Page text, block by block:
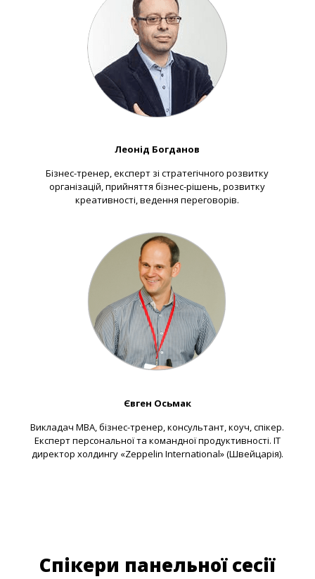
Леонід Богданов
Бізнес-тренер, експерт зі стратегічного розвитку
організацій, прийняття бізнес-рішень, розвитку
креативності, ведення переговорів.
Євген Осьмак
Викладач MBA, бізнес-тренер, консультант, коуч, спікер.
Експерт персональної та командної продуктивності. ІТ
директор холдингу «Zeppelin International» (Швейцарія).
Спікери панельної сесії